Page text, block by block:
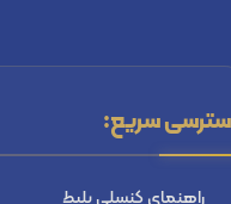
سریع:
راهنماي كنسلي بليط